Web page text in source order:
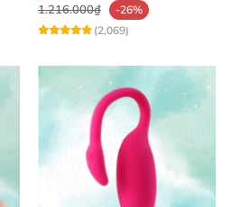
1.216.000₫
-26%
(2,069)